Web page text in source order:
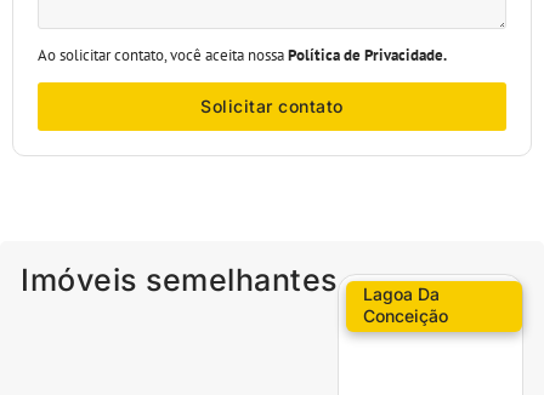
Ao solicitar contato, você aceita nossaPolítica de Privacidade.
Solicitar contato
Imóveis semelhantes
Lagoa Da
Conceição